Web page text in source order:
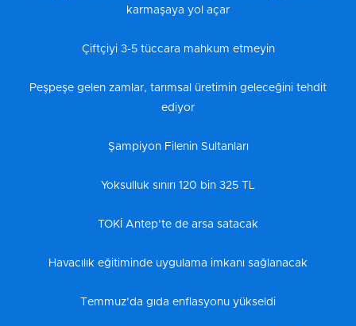
karmaşaya yol açar
Çiftçiyi 3-5 tüccara mahkum etmeyin
Peşpeşe gelen zamlar, tarımsal üretimin geleceğini tehdit
ediyor
Şampiyon Filenin Sultanları
Yoksulluk sınırı 120 bin 325 TL
TOKİ Antep’te de arsa satacak
Havacılık eğitiminde uygulama imkanı sağlanacak
Temmuz’da gıda enflasyonu yükseldi